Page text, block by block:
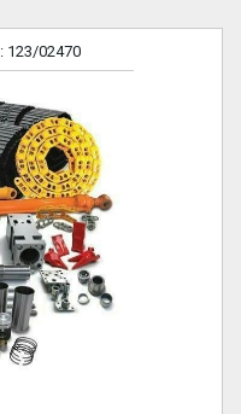
: 123/02470